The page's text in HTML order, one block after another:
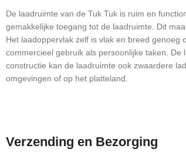
De laadruimte van de Tuk Tuk is ruim en
gemakkelijke toegang tot de laadruimte. Dit
Het laadoppervlak zelf is vlak en breed
commercieel gebruik als persoonlijke taken.
constructie kan de laadruimte ook zwaardere
omgevingen of op het platteland.
Verzending en Bezorging